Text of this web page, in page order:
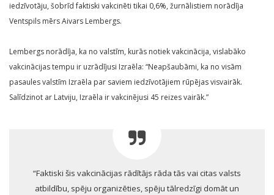
iedzīvotāju, šobrīd faktiski vakcinēti tikai 0,6%, žurnālistiem norādīja
Ventspils mērs Aivars Lembergs.
Lembergs norādīja, ka no valstīm, kurās notiek vakcinācija, vislabāko
vakcinācijas tempu ir uzrādījusi Izraēla: “Neapšaubāmi, ka no visām
pasaules valstīm Izraēla par saviem iedzīvotājiem rūpējas visvairāk.
Salīdzinot ar Latviju, Izraēla ir vakcinējusi 45 reizes vairāk.”
“Faktiski šis vakcinācijas rādītājs rāda tās vai citas valsts
atbildību, spēju organizēties, spēju tālredzīgi domāt un